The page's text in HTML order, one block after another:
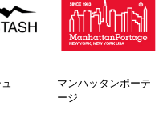
マンハッタンポーテ
ージ